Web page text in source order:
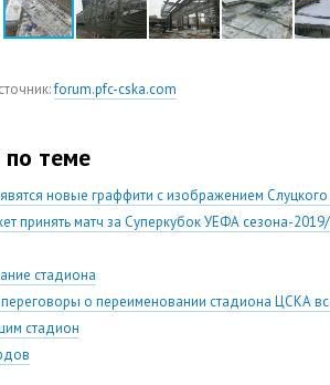
forum.pfc-cska.com
теме
новые граффити с изображением Слуцкого
принять матч за Суперкубок УЕФА сезона-
стадиона
о переименовании стадиона ЦСКА
стадион